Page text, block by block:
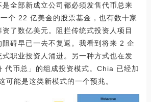
全部新成立公司都必须发售代币总来
个 22 亿美金的股票基金，也有数十家
了数亿美元。阻拦传统式投资人项目
碍早已一去不复返。我看到将来 2 企
职业投资人涌进。另一种方式也在发
代币总」的组成投资模式。Chia 已经加
可能是这类新模式的一个预兆。